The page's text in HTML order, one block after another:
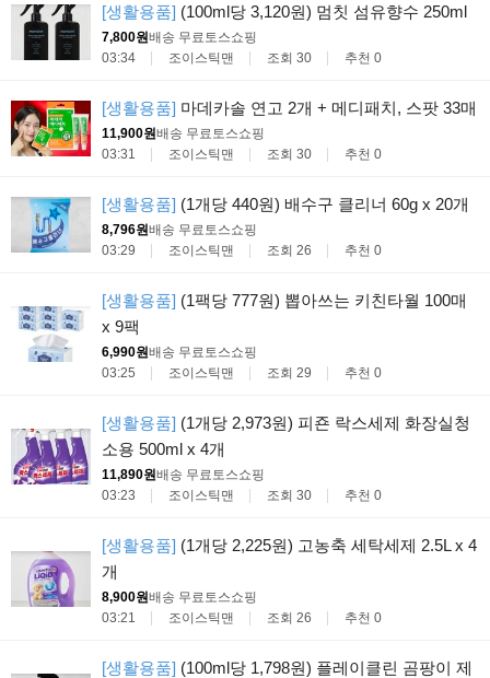
[생활용품] (100ml당 3,120원) 멈칫 섬유향수 250ml
7,800원배송 무료토스쇼핑
03:34
조이스틱맨 조회 30 추천 0
[생활용품] 마데카솔 연고 2개 + 메디패치, 스팟 33매
11,900원배송 무료토스쇼핑
03:31
조이스틱맨 조회 30 추천 0
[생활용품] (1개당 440원) 배수구 클리너 60g x 20개
8,796원배송 무료토스쇼핑
03:29
조이스틱맨 조회 26 추천 0
[생활용품] (1팩당 777원) 뽑아쓰는 키친타월 100매
x 9팩
6,990원배송 무료토스쇼핑
03:25
조이스틱맨 조회 29 추천 0
[생활용품] (1개당 2,973원) 피죤 락스세제 화장실청
소용 500ml x 4개
11,890원배송 무료토스쇼핑
03:23
조이스틱맨 조회 30 추천 0
[생활용품] (1개당 2,225원) 고농축 세탁세제 2.5L x 4
개
8,900원배송 무료토스쇼핑
03:21
조이스틱맨 조회 26 추천 0
[생활용품] (100ml당 1,798원) 플레이클린 곰팡이 제